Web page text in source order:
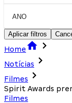
ANO
Aplicar filtros
Home
Notícias
Filmes
Spirit Awards
Filmes